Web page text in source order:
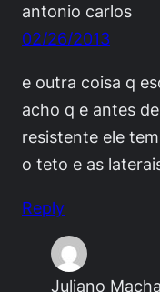
antonio carlos
02/26/2013
e outra coisa q
acho q e antes
resistente ele
o teto e as
Reply
Juliano